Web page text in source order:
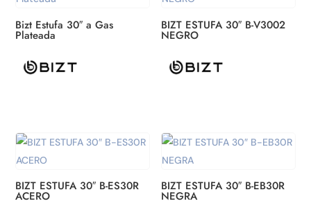
Bizt Estufa 30″ a Gas
Plateada
BIZT ESTUFA 30″ B-V3002
NEGRO
BIZT ESTUFA 30″ B-ES30R
ACERO
BIZT ESTUFA 30″ B-EB30R
NEGRA